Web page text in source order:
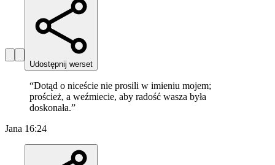
Udostępnij werset
“Dotąd o niceście nie prosili w imieniu mojem;
proścież, a weźmiecie, aby radość wasza była
doskonała.”
Jana 16:24